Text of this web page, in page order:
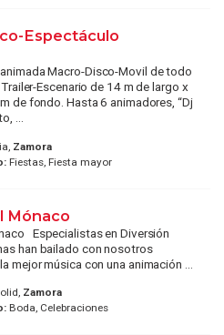
Espectáculo
Macro-Disco-Movil de todo
Escenario de 14 m de largo x
de fondo. Hasta 6 animadores, “Dj
...
Zamora
Fiestas, Fiesta mayor
Mónaco
Especialistas en Diversión
han bailado con nosotros
mejor música con una animación ...
Zamora
Boda, Celebraciones